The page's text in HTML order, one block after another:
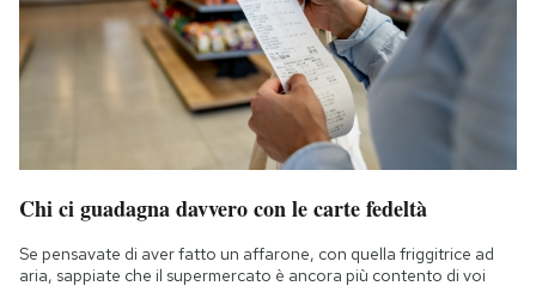
Chi ci guadagna davvero con le carte fedeltà
Se pensavate di aver fatto un affarone, con quella friggitrice ad
aria, sappiate che il supermercato è ancora più contento di voi